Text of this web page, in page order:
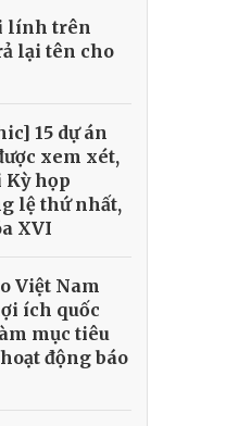
lính trên
lại tên cho
15 dự án
xem xét,
Kỳ họp
lệ thứ nhất,
XVI
Việt Nam
ích quốc
mục tiêu
động báo